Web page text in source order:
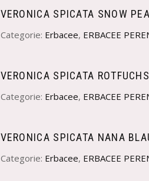
VERONICA SPICATA SNOW
Categorie: Erbacee, ERBACEE
VERONICA SPICATA
Categorie: Erbacee, ERBACEE
VERONICA SPICATA NANA
Categorie: Erbacee, ERBACEE